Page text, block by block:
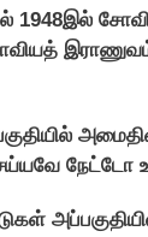
1948இல்
நேட்டோ